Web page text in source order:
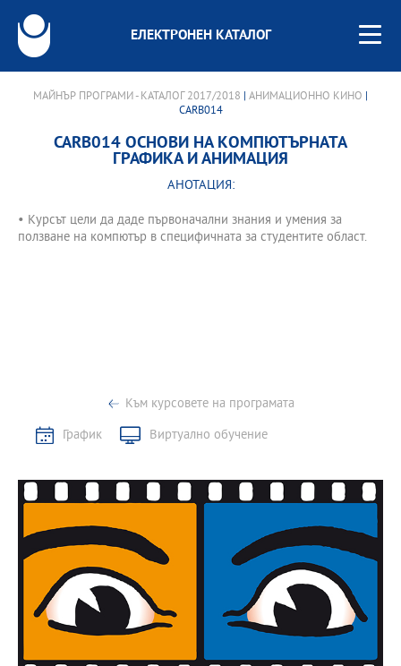
ЕЛЕКТРОНЕН КАТАЛОГ
МАЙНЪР ПРОГРАМИ - КАТАЛОГ 2017/2018 АНИМАЦИОННО КИНО
CARB014
CARB014 ОСНОВИ НА КОМПЮТЪРНАТА
ГРАФИКА И АНИМАЦИЯ
АНОТАЦИЯ:
• Курсът цели да даде първоначални знания и умения за
ползване на компютър в специфичната за студентите област.
Към курсовете на програмата
График
Виртуално обучение